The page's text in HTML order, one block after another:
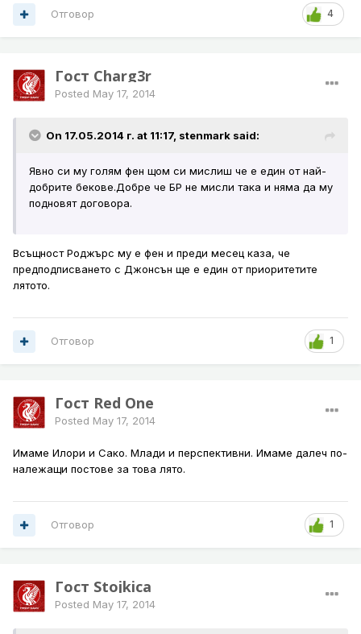
4
Отговор
Гост Charg3r
Posted May 17, 2014
On 17.05.2014 г. at 11:17, stenmark said:
Явно си му голям фен щом си мислиш че е един от най-
добрите бекове.Добре че БР не мисли така и няма да му
подновят договора.
Всъщност Роджърс му е фен и преди месец каза, че
предподписването с Джонсън ще е един от приоритетите
лятото.
1
Отговор
Гост Red One
Posted May 17, 2014
Имаме Илори и Сако. Млади и перспективни. Имаме далеч по-
належащи постове за това лято.
1
Отговор
Гост Stojkica
Posted May 17, 2014